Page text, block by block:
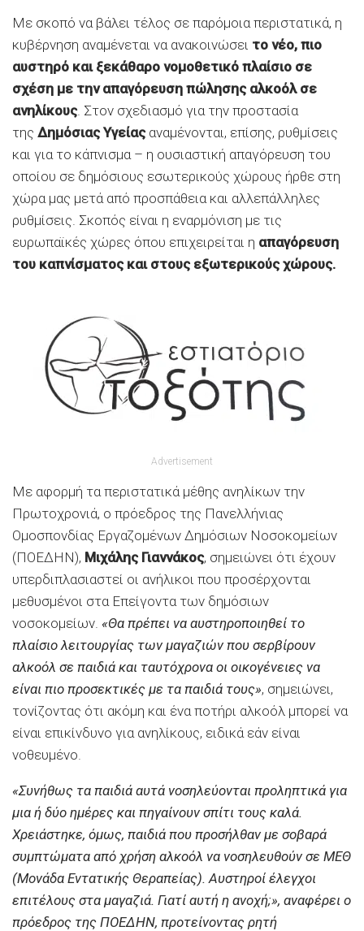
Με σκοπό να βάλει τέλος σε παρόμοια περιστατικά, η
κυβέρνηση αναμένεται να ανακοινώσει το νέο, πιο
αυστηρό και ξεκάθαρο νομοθετικό πλαίσιο σε
σχέση με την απαγόρευση πώλησης αλκοόλ σε
ανηλίκους. Στον σχεδιασμό για την προστασία
της Δημόσιας Υγείαςαναμένονται, επίσης, ρυθμίσεις
και για το κάπνισμα – η ουσιαστική απαγόρευση του
οποίου σε δημόσιους εσωτερικούς χώρους ήρθε στη
χώρα μας μετά από προσπάθεια και αλλεπάλληλες
ρυθμίσεις. Σκοπός είναι η εναρμόνιση με τις
ευρωπαϊκές χώρες όπου επιχειρείται η απαγόρευση
του καπνίσματος και στους εξωτερικούς χώρους.
Advertisement
Με αφορμή τα περιστατικά μέθης ανηλίκων την
Πρωτοχρονιά, ο πρόεδρος της Πανελλήνιας
Ομοσπονδίας Εργαζομένων Δημόσιων Νοσοκομείων
(ΠΟΕΔΗΝ), Μιχάλης Γιαννάκος, σημειώνει ότι έχουν
υπερδιπλασιαστεί οι ανήλικοι που προσέρχονται
μεθυσμένοι στα Επείγοντα των δημόσιων
νοσοκομείων. «Θα πρέπει να αυστηροποιηθεί το
πλαίσιο λειτουργίας των μαγαζιών που σερβίρουν
αλκοόλ σε παιδιά και ταυτόχρονα οι οικογένειες να
είναι πιο προσεκτικές με τα παιδιά τους», σημειώνει,
τονίζοντας ότι ακόμη και ένα ποτήρι αλκοόλ μπορεί να
είναι επικίνδυνο για ανηλίκους, ειδικά εάν είναι
νοθευμένο.
«Συνήθως τα παιδιά αυτά νοσηλεύονται προληπτικά για
μια ή δύο ημέρες και πηγαίνουν σπίτι τους καλά.
Χρειάστηκε, όμως, παιδιά που προσήλθαν με σοβαρά
συμπτώματα από χρήση αλκοόλ να νοσηλευθούν σε ΜΕΘ
(Μονάδα Εντατικής Θεραπείας). Αυστηροί έλεγχοι
επιτέλους στα μαγαζιά. Γιατί αυτή η ανοχή;», αναφέρει ο
πρόεδρος της ΠΟΕΔΗΝ, προτείνοντας ρητή